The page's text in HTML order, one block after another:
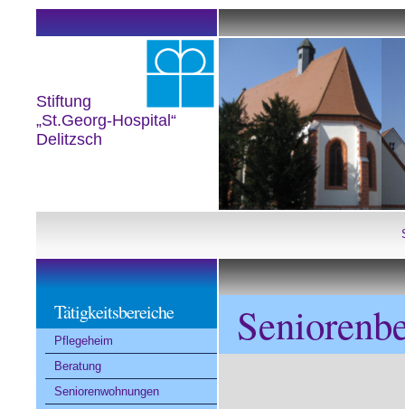
Stiftung
„St.Georg-Hospital“
Delitzsch
Tätigkeitsbereiche
Pflegeheim
Beratung
Seniorenwohnungen